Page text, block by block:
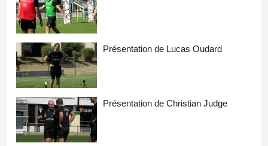
Présentation de Lucas Oudard
Présentation de Christian Judge